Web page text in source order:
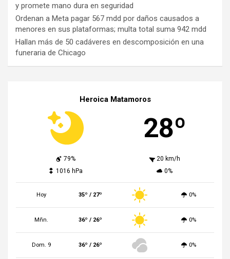
y promete mano dura en seguridad
Ordenan a Meta pagar 567 mdd por daños causados a
menores en sus plataformas; multa total suma 942 mdd
Hallan más de 50 cadáveres en descomposición en una
funeraria de Chicago
Heroica Matamoros
28º
79%
20 km/h
1016 hPa
0%
Hoy 35º / 27º 0%
Mñn. 36º / 26º 0%
Dom. 9 36º / 26º 0%